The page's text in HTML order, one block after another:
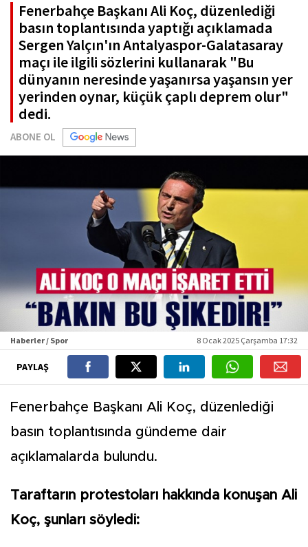
Fenerbahçe Başkanı Ali Koç, düzenlediği
basın toplantısında yaptığı açıklamada
Sergen Yalçın'ın Antalyaspor-Galatasaray
maçı ile ilgili sözlerini kullanarak "Bu
dünyanın neresinde yaşanırsa yaşansın yer
yerinden oynar, küçük çaplı deprem olur"
dedi.
ABONE OL
Haberler / Spor 8 Ocak 2025 Çarşamba 17:32
PAYLAŞ
Fenerbahçe Başkanı Ali Koç, düzenlediği
basın toplantısında gündeme dair
açıklamalarda bulundu.
Taraftarın protestoları hakkında konuşan Ali
Koç, şunları söyledi: